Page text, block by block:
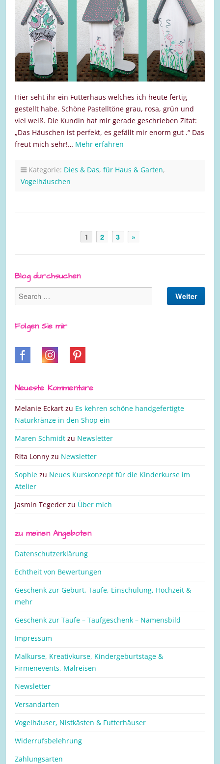
Hier seht ihr ein Futterhaus welches ich heute fertig
gestellt habe. Schöne Pastelltöne grau, rosa, grün und
viel weiß. Die Kundin hat mir gerade geschrieben Zitat:
„Das Häuschen ist perfekt, es gefällt mir enorm gut .“ Das
freut mich sehr!… Mehr erfahren
Kategorie: Dies & Das, für Haus & Garten,
Vogelhäuschen
1 2 3 »
Blog durchsuchen
Folgen Sie mir
Neueste Kommentare
Melanie Eckart zu Es kehren schöne handgefertigte
Naturkränze in den Shop ein
Maren Schmidt zu Newsletter
Rita Lonny zu Newsletter
Sophie zu Neues Kurskonzept für die Kinderkurse im
Atelier
Jasmin Tegeder zu Über mich
zu meinen Angeboten
Datenschutzerklärung
Echtheit von Bewertungen
Geschenk zur Geburt, Taufe, Einschulung, Hochzeit &
mehr
Geschenk zur Taufe – Taufgeschenk – Namensbild
Impressum
Malkurse, Kreativkurse, Kindergeburtstage &
Firmenevents, Malreisen
Newsletter
Versandarten
Vogelhäuser, Nistkästen & Futterhäuser
Widerrufsbelehrung
Zahlungsarten